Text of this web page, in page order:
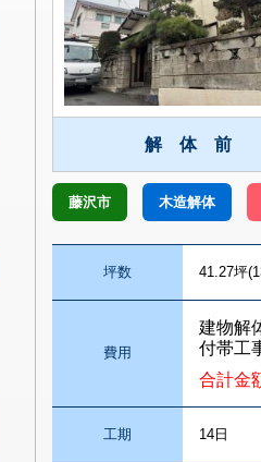
解 体 前
藤沢市 木造解体
坪数 41.27坪
費用
建物解
付帯工
合計金
工期 14日